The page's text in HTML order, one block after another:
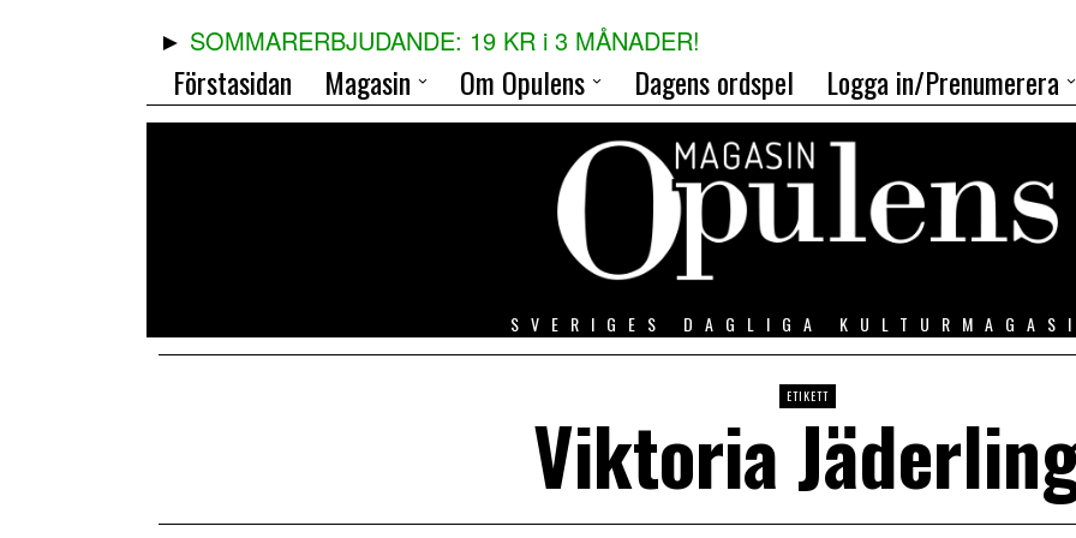
SOMMARERBJUDANDE: 19 KR i 3 MÅNADER!
Förstasidan Magasin Om Opulens Dagens ordspel Logga in/Prenumerera
SVERIGES DAGLIGA
ETIKETT
Viktoria